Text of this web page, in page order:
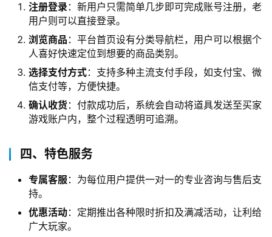
注册登录 ：新用户只需简单几步即可完成账号注册，老
用户则可以直接登录。
浏览商品 ：平台首页设有分类导航栏，用户可以根据个
人喜好快速定位到想要的商品类别。
选择支付方式：支持多种主流支付手段，如支付宝、微
信支付等，方便快捷。
确认收货：付款成功后，系统会自动将道具发送至买家
游戏账户内，整个过程透明可追溯。
四、特色服务
专属客服：为每位用户提供一对一的专业咨询与售后支
持。
优惠活动：定期推出各种限时折扣及满减活动，让利给
广大玩家。